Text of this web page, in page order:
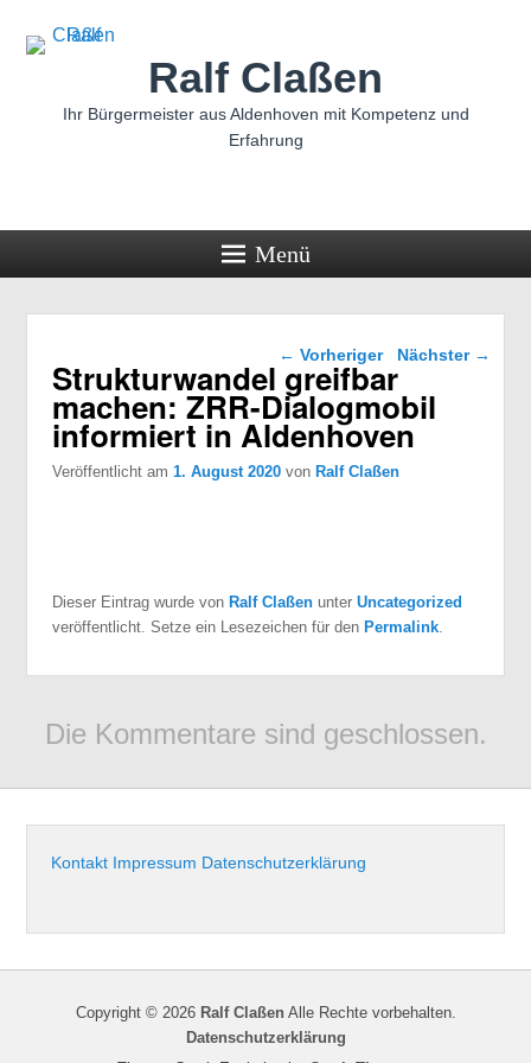
Ralf Claßen
Ihr Bürgermeister aus Aldenhoven mit Kompetenz und
Erfahrung
Menü
Beitragsnavigation
← Vorheriger Nächster →
Strukturwandel greifbar
machen: ZRR-Dialogmobil
informiert in Aldenhoven
Veröffentlicht am 1. August 2020 von Ralf Claßen
Dieser Eintrag wurde von Ralf Claßenunter Uncategorized
veröffentlicht. Setze ein Lesezeichen für den Permalink.
Die Kommentare sind geschlossen.
Kontakt Impressum Datenschutzerklärung
Copyright © 2026 Ralf Claßen Alle Rechte vorbehalten.
Datenschutzerklärung